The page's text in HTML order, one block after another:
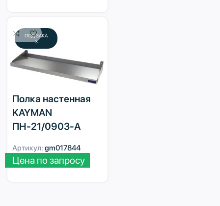
ПОД ЗАКА
З
Полка настенная
KAYMAN
ПН-21/0903-А
Артикул: gm017844
Цена по запросу